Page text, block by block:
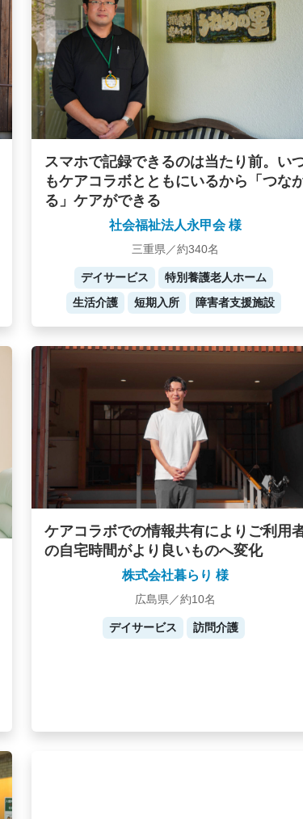
スマホで記録できるのは当たり前。い
もケアコラボとともにいるから「つな
る」ケアができる
社会福祉法人永甲会 様
三重県／約340名
デイサービス
特別養護老人ホーム
生活介護
短期入所 障害者支援施設
ケアコラボでの情報共有によりご利用
の自宅時間がより良いものへ変化
株式会社暮らり 様
広島県／約10名
デイサービス 訪問介護